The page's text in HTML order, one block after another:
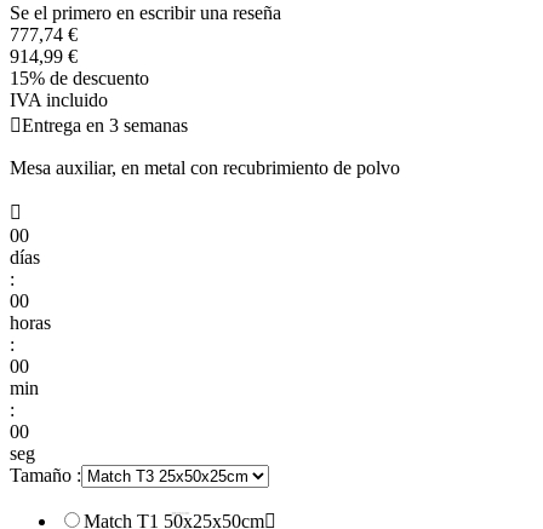
Se el primero en escribir una reseña
777,74 €
914,99 €
15% de descuento
IVA incluido
Entrega en 3 semanas
Mesa auxiliar, en metal con recubrimiento de polvo

00
días
:
00
horas
:
00
min
:
00
seg
Tamaño :
Match T1 50x25x50cm